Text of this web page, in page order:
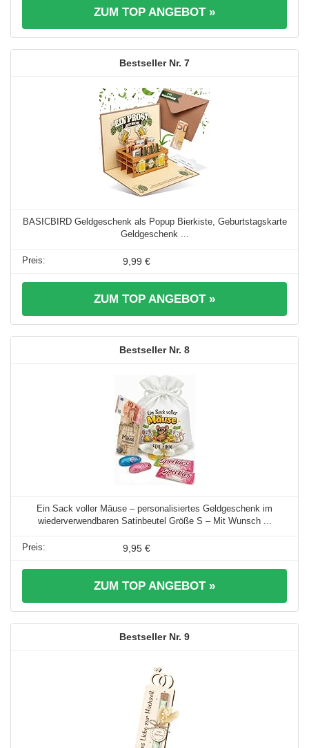
ZUM TOP ANGEBOT »
7
BASICBIRD Geldgeschenk als Popup Bierkiste, Geburtstagskarte
Geldgeschenk ...
9,99 €
ZUM TOP ANGEBOT »
8
Ein Sack voller Mäuse – personalisiertes Geldgeschenk im
wiederverwendbaren Satinbeutel Größe S – Mit Wunsch ...
9,95 €
ZUM TOP ANGEBOT »
9